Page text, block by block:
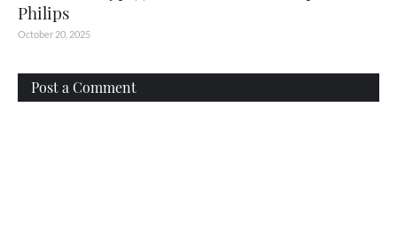
Philips
October 20, 2025
Post a Comment